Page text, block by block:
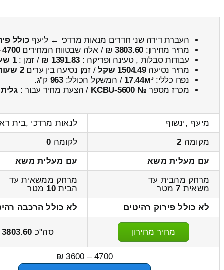
העברת דירה שני חדרים מנאות מרדכי ← ליעףכולל
מחיר מחירון: 3803.60 ₪ / אלה שבטווח המחירים4700
עבודות סבלות , טעינה ופריקה : 1391.83 ₪ / זמן :1 שעות 2 דקות
מחיר נסיעה1504.49 שקל / זמן נסיעה בין ערים2 שעות , 0 דקות
נפח כללי:17.44м³ / המשקל הכולל:963 ק”ג.
מכרז מספר № KCBU-5600 / הצעת מחיר עבור :גלית
מיעף ,ינשוף
לנאות מרדכי ,בית
מקומה 2 לקומה 0
עם מעלית משא
עם מעלית משא
מרחק מהבית עד
משאית 7מטר
מרחק ממשאית עד
הבית10 מטר
לא כולל פירוק רהיטים
לא כולל הרכבה
מחיר מחירון סה"כ 3803.60
4700 – 3600 ₪